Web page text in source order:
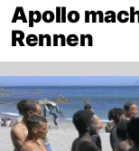
Apollo
Rennen